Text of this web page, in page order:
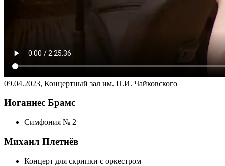
09.04.2023, Концертный зал им. П.И. Чайковского
Иоганнес Брамс
Симфония № 2
Михаил Плетнёв
Концерт для скрипки с оркестром